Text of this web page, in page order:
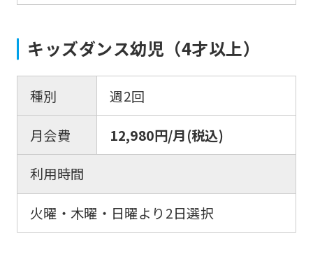
キッズダンス幼児（4才以上）
種別
週2回
月会費
12,980円/月(税込)
利用時間
火曜・木曜・日曜より2日選択